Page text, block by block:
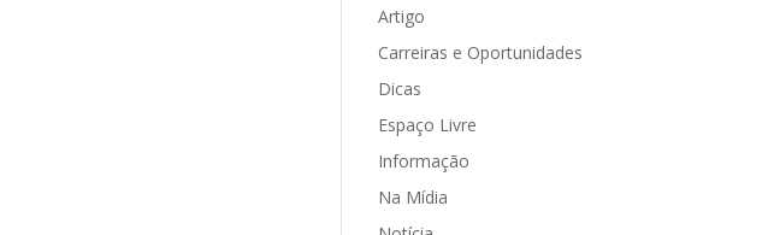
Artigo
Carreiras e Oportunidades
Dicas
Espaço Livre
Informação
Na Mídia